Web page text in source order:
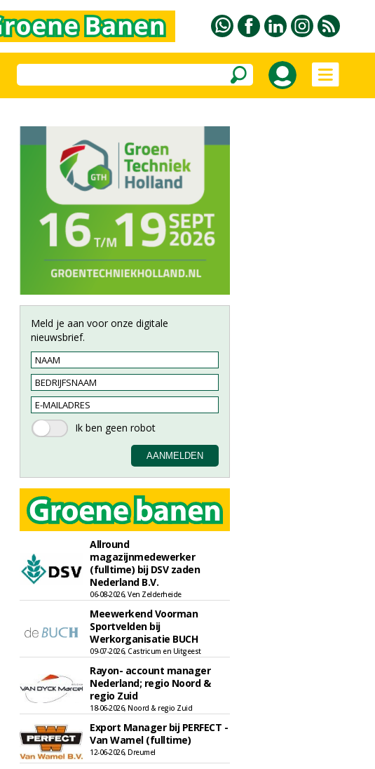
Meld je aan voor onze digitale
nieuwsbrief.
Allround
magazijnmedewerker
(fulltime) bij DSV zaden
Nederland B.V.
06-08-2026, Ven Zelderheide
Meewerkend Voorman
Sportvelden bij
Werkorganisatie BUCH
09-07-2026, Castricum en Uitgeest
Rayon- account manager
Nederland; regio Noord &
regio Zuid
18-06-2026, Noord & regio Zuid
Export Manager bij PERFECT -
Van Wamel (fulltime)
12-06-2026, Dreumel